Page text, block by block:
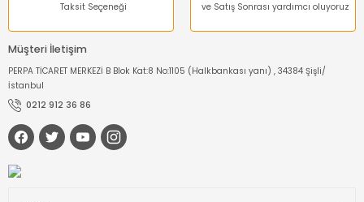
Taksit Seçeneği
ve Satış Sonrası yardımcı oluyoruz
Müşteri İletişim
PERPA TİCARET MERKEZİ B Blok Kat:8 No:1105 (Halkbankası yanı) , 34384 Şişli/
İstanbul
0212 912 36 86